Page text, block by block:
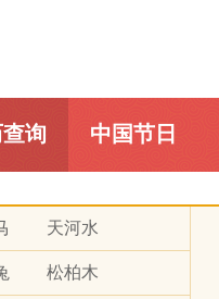
询 中国节日
天河水
松柏木